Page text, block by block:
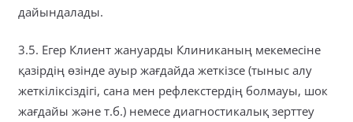
дайындалады.
3.5. Егер Клиент жануарды Клиниканың мекемесіне
қазірдің өзінде ауыр жағдайда жеткізсе (тыныс алу
жеткіліксіздігі, сана мен рефлекстердің болмауы, шок
жағдайы және т.б.) немесе диагностикалық зерттеу